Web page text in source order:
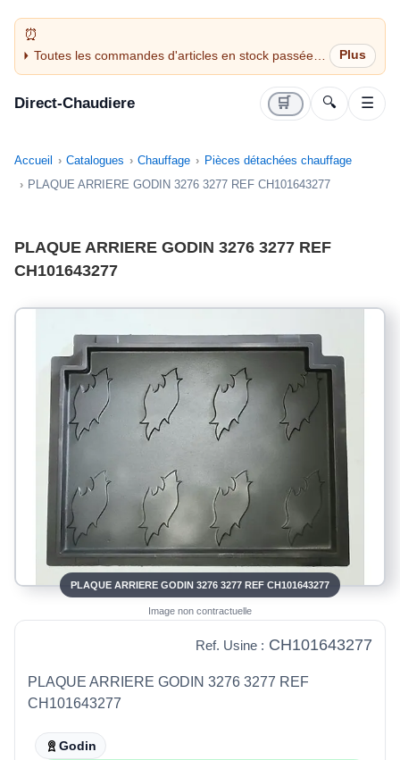
Toutes les commandes d'articles en stock passées
avant 14H sont expédiées le jour même (jours
Direct-Chaudiere 🛒 🔍 ☰
Accueil Catalogues Chauffage
Pièces détachées chauffage
PLAQUE ARRIERE GODIN 3276 3277 REF CH101643277
PLAQUE ARRIERE GODIN 3276 3277 REF
CH101643277
PLAQUE ARRIERE GODIN 3276 3277 REF CH101643277
Image non contractuelle
Ref. Usine : CH101643277
PLAQUE ARRIERE GODIN 3276 3277 REF
CH101643277
Godin